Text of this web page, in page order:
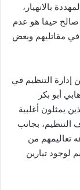
بالانهيار،
صالح حيفا هو عدم
مقاتليهم وبعض
إدارة التنظيم في
أبو بكر
يمثلون أغلبية
التنظيم، بجانب
تعاليمهم من
لوجود تيارين